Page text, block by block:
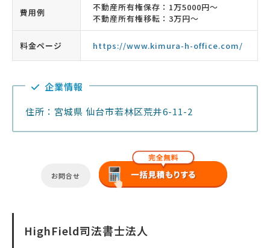
費用例
不動産所有権保存：1万5000円〜
不動産所有権移転：3万円〜
料金ページ https://www.kimura-h-office.com/
企業情報
住所：宮城県 仙台市若林区荒井6-11-2
お問合せ
HighField司法書士法人